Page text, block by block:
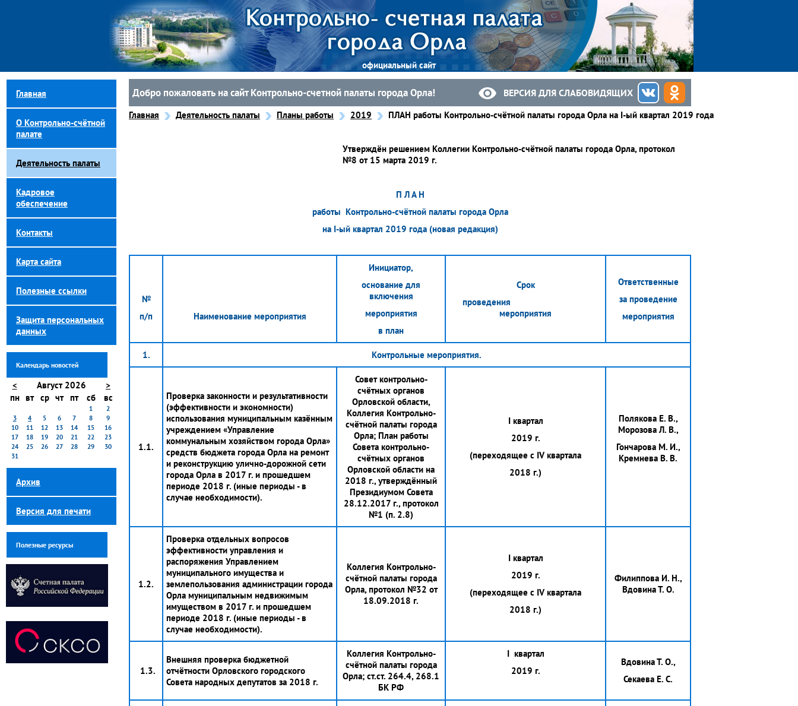
официальный сайт
Главная
О Контрольно-счётной
палате
Деятельность палаты
Кадровое
обеспечение
Контакты
Карта сайта
Полезные ссылки
Защита персональных
данных
Календарь новостей
< Август 2026
>
пн вт ср чт пт сб вс
1
2
3
4 5 6 7 8
9
10
11 12 13 14 15
16
17
18 19 20 21 22
23
24
25 26 27 28 29
30
31
Архив
Версия для печати
Полезные ресурсы
Добро пожаловать на сайт Контрольно-счетной палаты города Орла! ВЕРСИЯ ДЛЯ СЛАБОВИДЯЩИХ
Главная Деятельность палаты Планы работы 2019 ПЛАН работы Контрольно-счётной палаты города Орла на I-ый квартал 2019 года
Утверждён решением Коллегии Контрольно-счётной палаты города Орла, протокол
№8 от 15 марта 2019 г.
П Л А Н
работы Контрольно-счётной палаты города Орла
на I-ый квартал 2019 года (новая редакция)
№
п/п
Наименование мероприятия
Инициатор,
основание для
включения
мероприятия
в план
Срок
проведения
мероприятия
Ответственные
за проведение
мероприятия
1. Контрольные мероприятия.
1.1.
Проверка законности и результативности
(эффективности и экономности)
использования муниципальным казённым
учреждением «Управление
коммунальным хозяйством города Орла»
средств бюджета города Орла на ремонт
и реконструкцию улично-дорожной сети
города Орла в 2017 г. и прошедшем
периоде 2018 г. (иные периоды - в
случае необходимости).
Совет контрольно-
счётных органов
Орловской области,
Коллегия Контрольно-
счётной палаты города
Орла; План работы
Совета контрольно-
счётных органов
Орловской области на
2018 г., утверждённый
Президиумом Совета
28.12.2017 г., протокол
№1 (п. 2.8)
I квартал
2019 г.
(переходящее с IV квартала
2018 г.)
Полякова Е. В.,
Морозова Л. В.,
Гончарова М. И.,
Кремнева В. В.
1.2.
Проверка отдельных вопросов
эффективности управления и
распоряжения Управлением
муниципального имущества и
землепользования администрации города
Орла муниципальным недвижимым
имуществом в 2017 г. и прошедшем
периоде 2018 г. (иные периоды - в
случае необходимости).
Коллегия Контрольно-
счётной палаты города
Орла, протокол №32 от
18.09.2018 г.
I квартал
2019 г.
(переходящее с IV квартала
2018 г.)
Филиппова И. Н.,
Вдовина Т. О.
1.3.
Внешняя проверка бюджетной
отчётности Орловского городского
Совета народных депутатов за 2018 г.
Коллегия Контрольно-
счётной палаты города
Орла; ст.ст. 264.4, 268.1
БК РФ
I квартал
2019 г.
Вдовина Т. О.,
Секаева Е. С.